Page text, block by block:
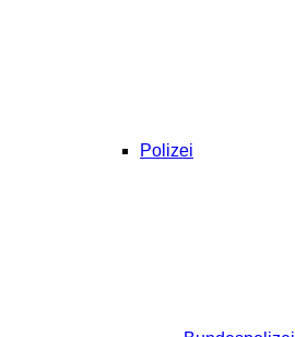
Polizei